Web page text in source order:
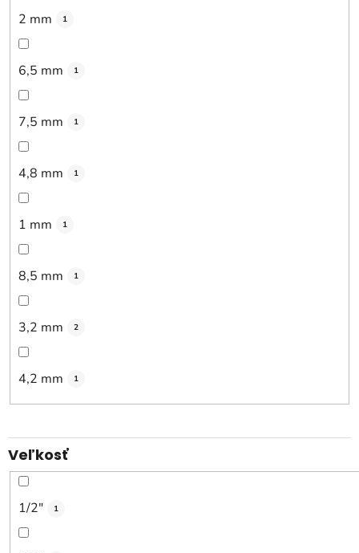
2 mm 1
6,5 mm 1
7,5 mm 1
4,8 mm 1
1 mm 1
8,5 mm 1
3,2 mm 2
4,2 mm 1
Veľkosť
1/2" 1